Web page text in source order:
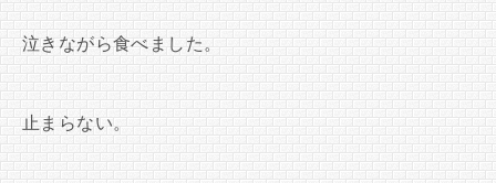
泣きながら食べました。
止まらない。